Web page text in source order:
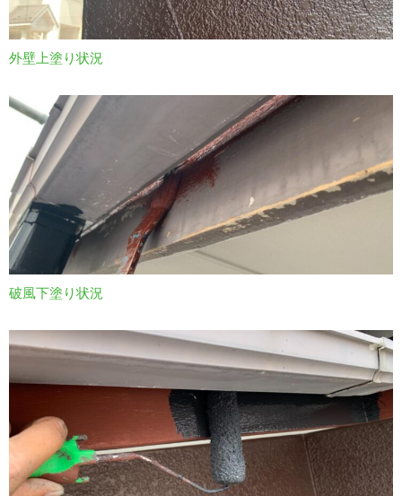
外壁上塗り状況
破風下塗り状況